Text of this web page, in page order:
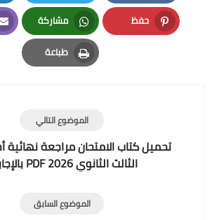
Facebook
Twitter
حفظ
Pinterest
مشاركة
Whatsapp
طباعة
Print
الموضوع التالي
تحميل كتاب الامتحان مراجعة نهائية
الثالث الثانوي 2026 PDF بالإجابات
الموضوع السابق